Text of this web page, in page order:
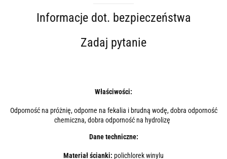
Informacje dot. bezpieczeństwa
Zadaj pytanie
Właściwości:
Odporność na próżnię, odporne na fekalia i brudną wodę, dobra odporność
chemiczna, dobra odporność na hydrolizę
Dane techniczne:
Materiał ścianki: polichlorek winylu